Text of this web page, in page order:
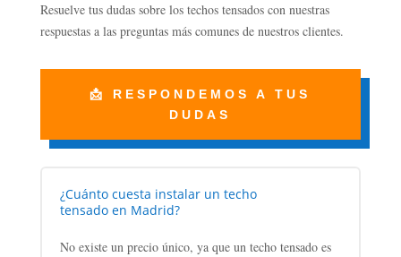
Resuelve tus dudas sobre los techos tensados con nuestras
respuestas a las preguntas más comunes de nuestros clientes.
📩 RESPONDEMOS A TUS
DUDAS
¿Cuánto cuesta instalar un techo
tensado en Madrid?
No existe un precio único, ya que un techo tensado es